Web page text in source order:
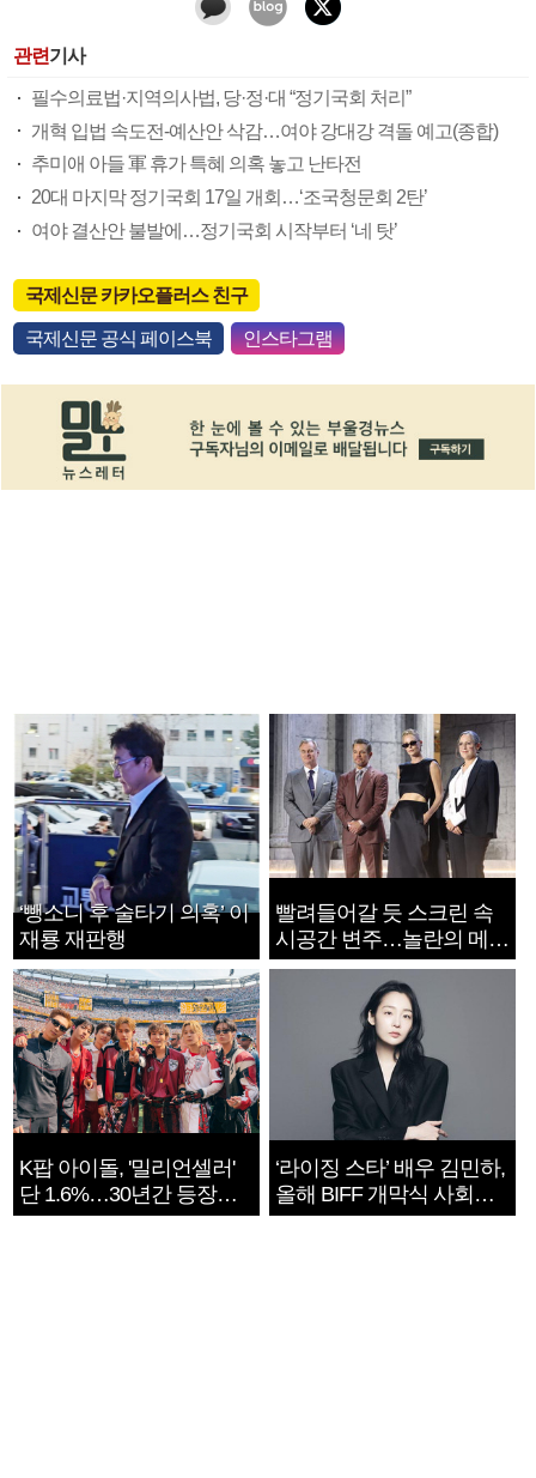
관련기사
필수의료법·지역의사법, 당·정·대 “정기국회 처리”
개혁 입법 속도전-예산안 삭감…여야 강대강 격돌 예고(종합)
추미애 아들 軍 휴가 특혜 의혹 놓고 난타전
20대 마지막 정기국회 17일 개회…‘조국청문회 2탄’
여야 결산안 불발에…정기국회 시작부터 ‘네 탓’
국제신문 카카오플러스 친구
국제신문 공식 페이스북 인스타그램
‘뺑소니 후 술타기 의혹’ 이
재룡 재판행
빨려들어갈 듯 스크린 속
시공간 변주…놀란의 메시
지는 ‘전쟁 속죄’
K팝 아이돌, '밀리언셀러'
단 1.6%…30년간 등장
1182개팀 전수조사
‘라이징 스타’ 배우 김민하,
올해 BIFF 개막식 사회자
확정